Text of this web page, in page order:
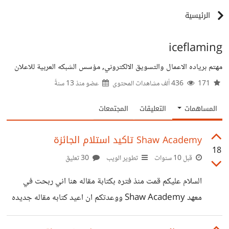
الرئيسية
iceflaming
مهتم برياده الاعمال والتسويق الالكتروني, مؤسس الشبكه العربية للاعلان
عضو منذ13 سنةً
المساهمات التعليقات المجتمعات
18
Shaw Academy تاكيد استلام الجائزة
قبل 10 سنوات تطوير الويب
السلام عليكم قمت منذ فتره بكتابة مقاله هنا اني ربحت في
معهد Shaw Academy ووعدتكم ان اعيد كتابه مقاله جديده
عند تسلم المبلغ المقال القديم :